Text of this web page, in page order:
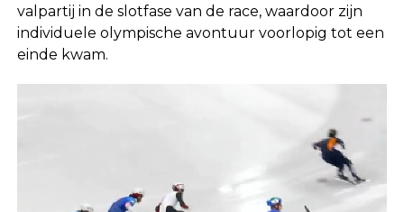
valpartij in de slotfase van de race, waardoor zijn
individuele olympische avontuur voorlopig tot een
einde kwam.